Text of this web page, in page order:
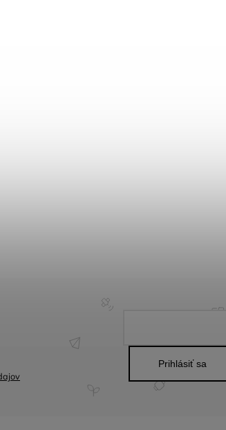
Prihlásiť sa